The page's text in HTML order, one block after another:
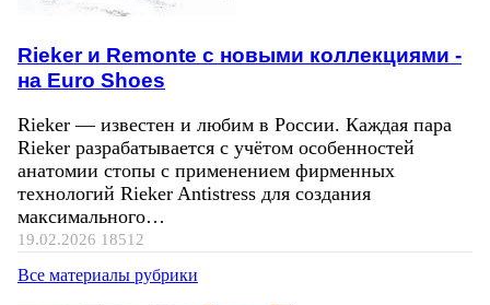
Rieker и Remonte с новыми коллекциями -
на Euro Shoes
Rieker — известен и любим в России. Каждая пара
Rieker разрабатывается с учётом особенностей
анатомии стопы с применением фирменных
технологий Rieker Antistress для создания
максимального…
19.02.2026 18512
Все материалы рубрики